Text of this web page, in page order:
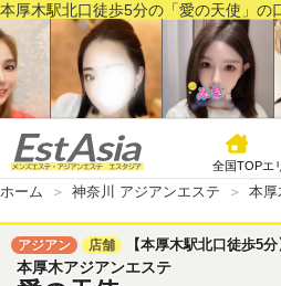
本厚木駅北口徒歩5分の「愛の天使」の
全国TOPエ
ホーム 神奈川 アジアンエステ 本厚
アジアン 店舗 【本厚木駅北口徒歩5分
本厚木アジアンエステ